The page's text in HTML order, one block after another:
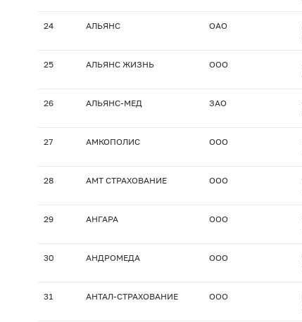
24 АЛЬЯНС ОАО
25 АЛЬЯНС ЖИЗНЬ ООО
26 АЛЬЯНС-МЕД ЗАО
27 АМКОПОЛИС ООО
28 АМТ СТРАХОВАНИЕ ООО
29 АНГАРА ООО
30 АНДРОМЕДА ООО
31 АНТАЛ-СТРАХОВАНИЕ ООО